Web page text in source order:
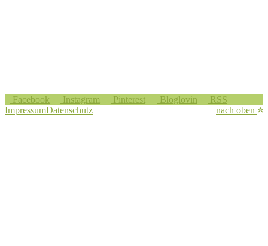
Facebook Instagram Pinterest Bloglovin
RSS
ImpressumDatenschutz nach oben